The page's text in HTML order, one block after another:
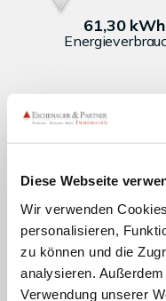
Diese Webseite
Wir verwenden
personalisieren,
zu können und die
analysieren.
Verwendung unserer
61,30
Wesentlicher
Energieausweis gültig bis
Energieausweis Jahrgang
Energieausweis